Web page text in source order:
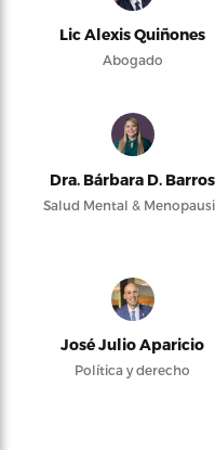
Lic Alexis Quiñones
Abogado
Dra. Bárbara D. Barros
Salud Mental &
José Julio Aparicio
Política y derecho